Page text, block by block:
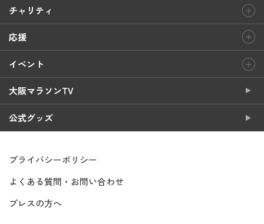
チャリティ
応援
イベント
大阪マラソンTV
公式グッズ
プライバシーポリシー
よくある質問・お問い合わせ
プレスの方へ